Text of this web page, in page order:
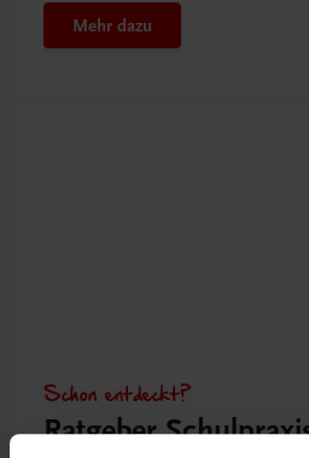
Mehr dazu
Schon entdeckt?
Ratgeber